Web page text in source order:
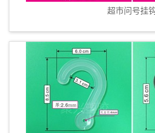
超市问号挂